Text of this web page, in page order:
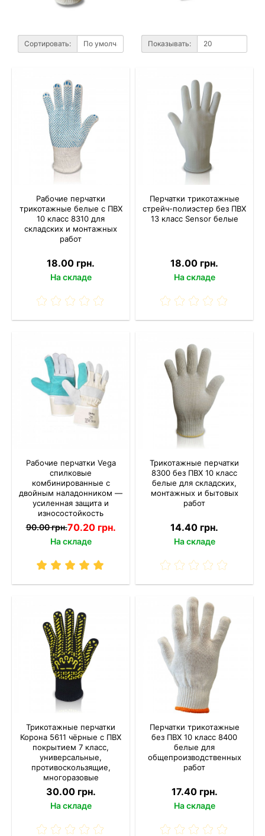
Сортировать: Показывать:
Рабочие перчатки
трикотажные белые с ПВХ
10 класс 8310 для
складских и монтажных
работ
18.00 грн.
На складе
Перчатки трикотажные
стрейч-полиэстер без ПВХ
13 класс Sensor белые
18.00 грн.
На складе
Рабочие перчатки Vega
спилковые
комбинированные с
двойным наладонником —
усиленная защита и
износостойкость
70.20 грн.
90.00 грн.
На складе
Трикотажные перчатки
8300 без ПВХ 10 класс
белые для складских,
монтажных и бытовых
работ
14.40 грн.
На складе
Трикотажные перчатки
Корона 5611 чёрные с ПВХ
покрытием 7 класс,
универсальные,
противоскользящие,
многоразовые
30.00 грн.
На складе
Перчатки трикотажные
без ПВХ 10 класс 8400
белые для
общепроизводственных
работ
17.40 грн.
На складе